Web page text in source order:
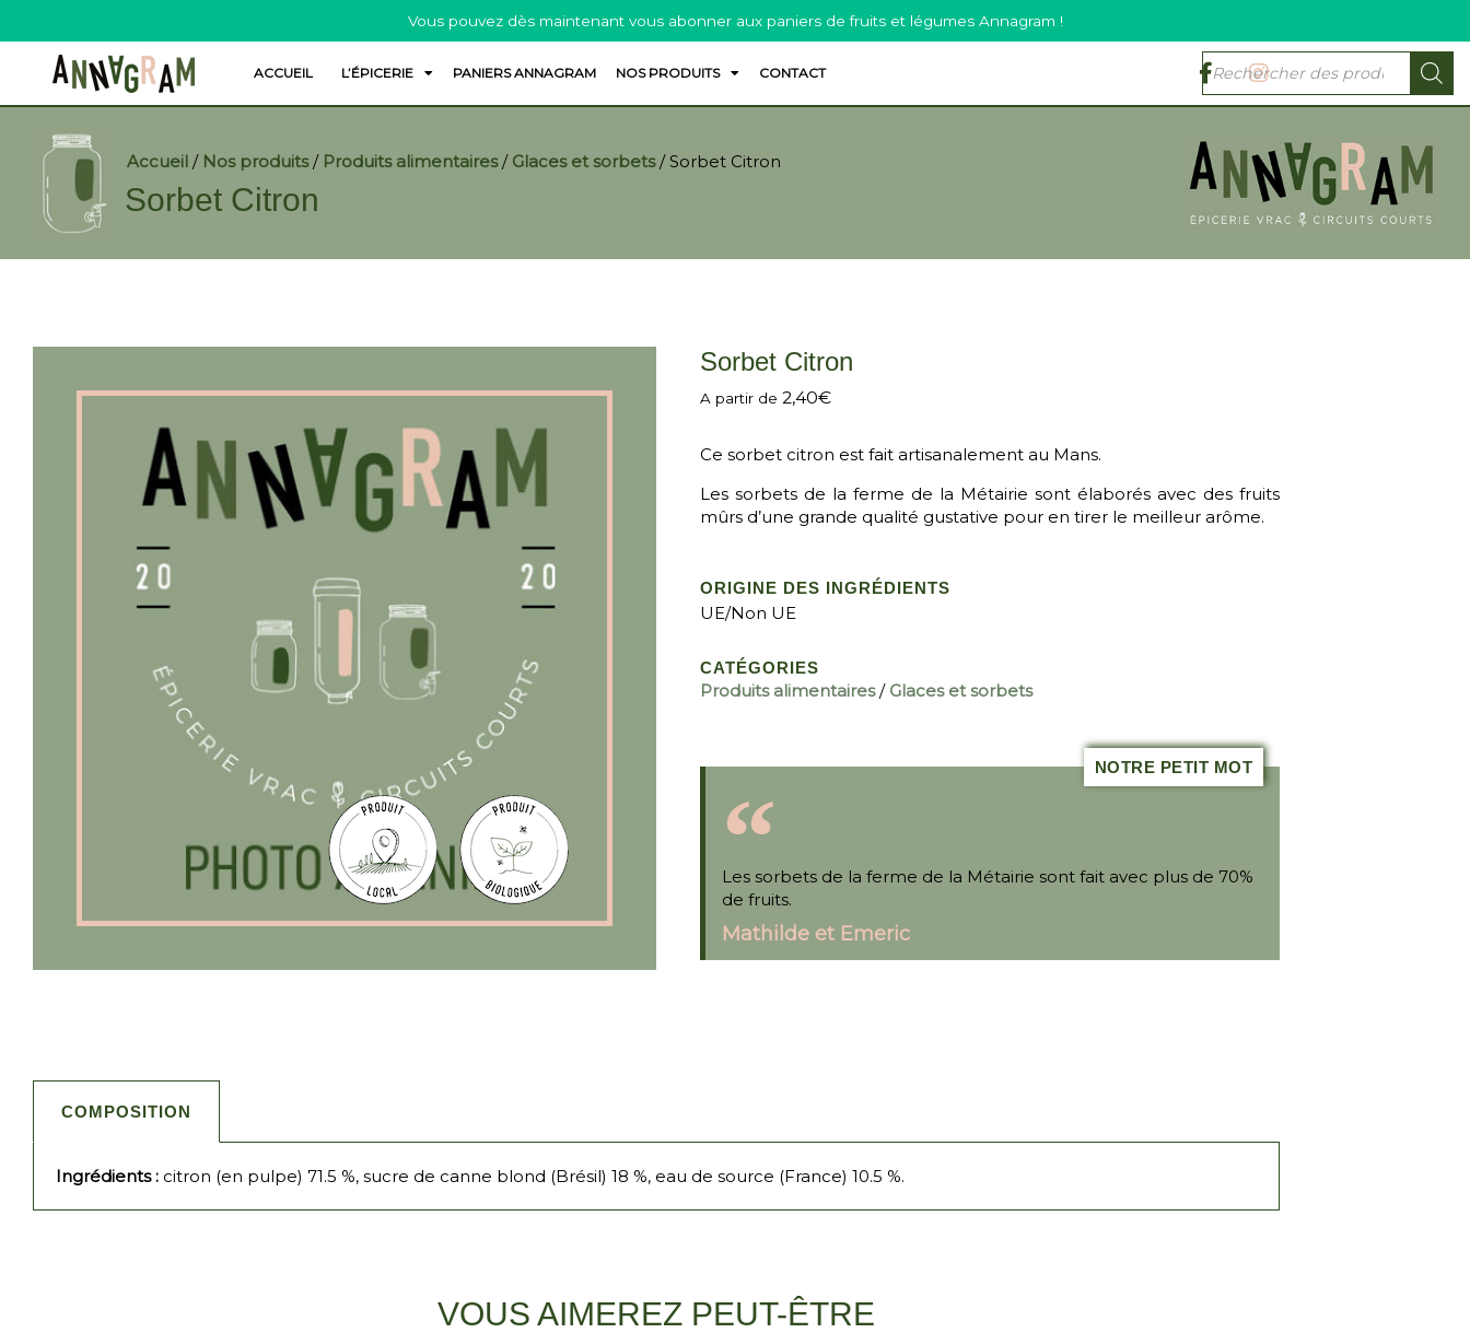
ACCUEIL L’ÉPICERIE PANIERS ANNAGRAM NOS PRODUITS CONTACT
Accueil/ Nos produits/ Produits alimentaires/ Glaces et sorbets/Sorbet Citron
Sorbet Citron
Sorbet Citron
A partir de 2,40€
Ce sorbet citron est fait artisanalement au Mans.
Les sorbets de la ferme de la Métairie sont élaborés avec des fruits
mûrs d’une grande qualité gustative pour en tirer le meilleur arôme.
ORIGINE DES INGRÉDIENTS
UE/Non UE
CATÉGORIES
Produits alimentaires/ Glaces et sorbets
Les sorbets de la ferme de la Métairie sont fait avec plus de 70%
de fruits.
Mathilde et Emeric
NOTRE PETIT MOT
COMPOSITION
Ingrédients : citron (en pulpe) 71.5 %, sucre de canne blond (Brésil) 18 %, eau de source (France) 10.5 %.
VOUS AIMEREZ PEUT-ÊTRE
Vous pouvez dès maintenant vous abonner aux paniers de fruits et légumes Annagram !